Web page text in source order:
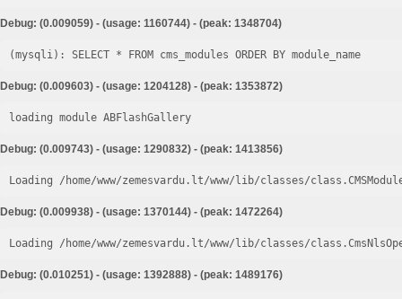
Debug: (0.009059) - (usage: 1160744) - (peak: 1348704)
Debug: (0.009603) - (usage: 1204128) - (peak: 1353872)
loading module ABFlashGallery
Debug: (0.009743) - (usage: 1290832) - (peak: 1413856)
Loading /home/www/zemesvardu.lt/www/lib/classes/
Debug: (0.009938) - (usage: 1370144) - (peak: 1472264)
Loading /home/www/zemesvardu.lt/www/lib/classes/
Debug: (0.010251) - (usage: 1392888) - (peak: 1489176)